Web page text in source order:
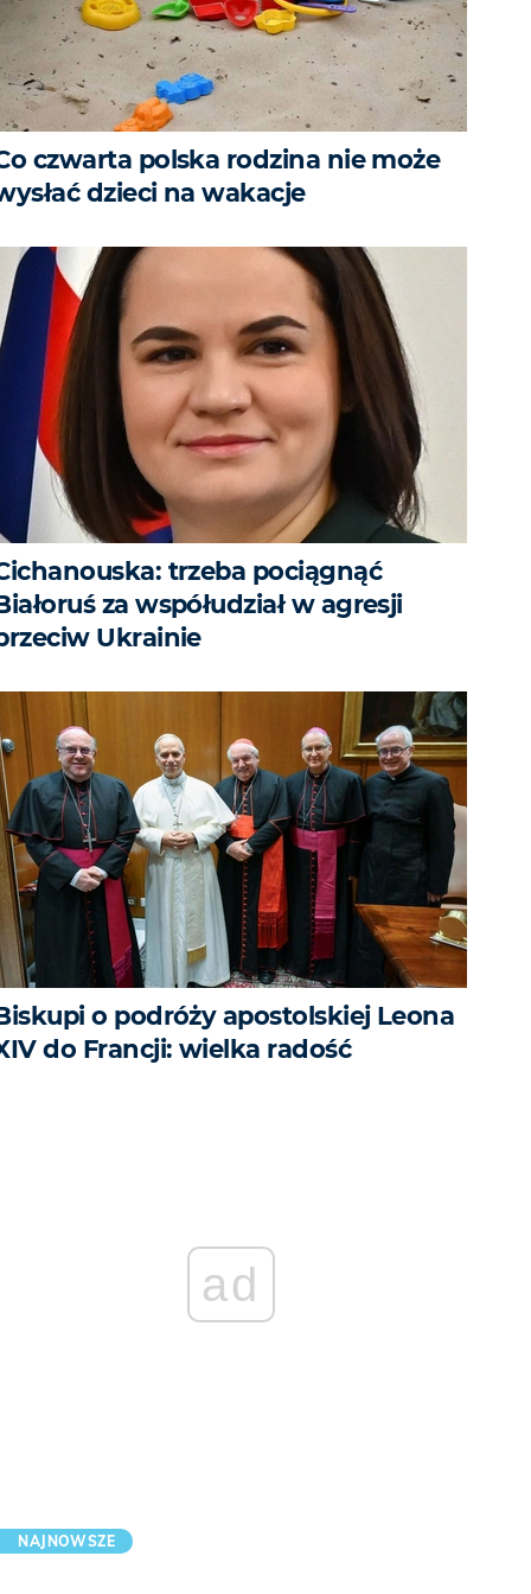
czwarta polska rodzina nie może
dzieci na wakacje
trzeba pociągnąć
za współudział w agresji
Ukrainie
o podróży apostolskiej Leona
do Francji: wielka radość
ad
NAJNOWSZE